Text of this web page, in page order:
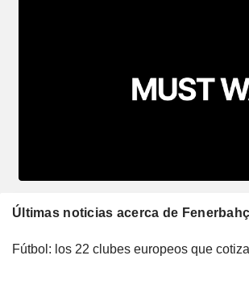
Últimas noticias acerca de
Fútbol: los 22 clubes europeos que